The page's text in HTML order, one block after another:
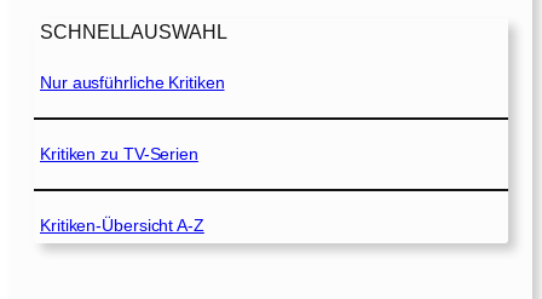
1
9
5
]
SCHNELLAUSWAHL
Nur ausführliche Kritiken
Kritiken zu TV-Serien
Kritiken-Übersicht A-Z